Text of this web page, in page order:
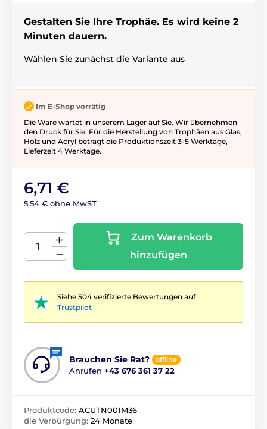
Gestalten Sie Ihre Trophäe. Es wird keine 2
Minuten dauern.
Wählen Sie zunächst die Variante aus
Im E-Shop vorrätig
Die Ware wartet in unserem Lager auf Sie. Wir übernehmen
den Druck für Sie. Für die Herstellung von Trophäen aus Glas,
Holz und Acryl beträgt die Produktionszeit 3-5 ​​Werktage,
Lieferzeit 4 Werktage.
6,71 €
5,54 € ohne MwST
Zum Warenkorb
hinzufügen
Siehe 504 verifizierte Bewertungen auf
Trustpilot
Brauchen Sie Rat? offline
Anrufen +43 676 361 37 22
Produktcode: ACUTN001M36
die Verbürgung: 24 Monate